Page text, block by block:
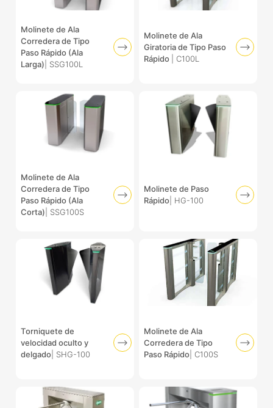
Molinete de Ala
Corredera de Tipo
Paso Rápido (Ala
Larga) | SSG100L
Molinete de Ala
Giratoria de Tipo Paso
Rápido
| C100L
Molinete de Ala
Corredera de Tipo
Paso Rápido (Ala
Corta) | SSG100S
Molinete de Paso
Rápido| HG-100
Torniquete de
velocidad oculto y
delgado | SHG-100
Molinete de Ala
Corredera de Tipo
Paso Rápido| C100S